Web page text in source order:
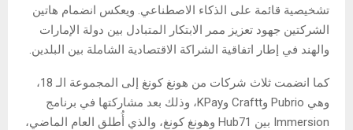
تشخيصية قائمة على الذكاء الاصطناعي. ويعكس انضمام هاتين
الشركتين جهود تعزيز ممر الابتكار المتبادل بين دولة الإمارات
والهند في إطار اتفاقية الشراكة الاقتصادية الشاملة بين البلدين.
كما انضمت ثلاث شركات من هونغ كونغ إلى المجموعة الـ 18،
وهي Pubrio وCraftt وKPay، وذلك بعد مشاركتها في برنامج
Immersion بين Hub71 وهونغ كونغ، والذي أُطلق العام الماضي،